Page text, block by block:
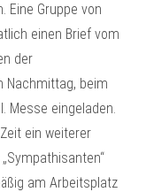
Eine Gruppe von
einen Brief vom
der
Nachmittag, beim
Messe eingeladen.
ein weiterer
am Arbeitsplatz